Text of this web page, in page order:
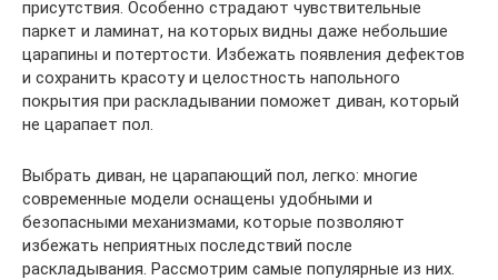
присутствия. Особенно страдают чувствительные
паркет и ламинат, на которых видны даже небольшие
царапины и потертости. Избежать появления дефектов
и сохранить красоту и целостность напольного
покрытия при раскладывании поможет диван, который
не царапает пол.
Выбрать диван, не царапающий пол, легко: многие
современные модели оснащены удобными и
безопасными механизмами, которые позволяют
избежать неприятных последствий после
раскладывания. Рассмотрим самые популярные из них.